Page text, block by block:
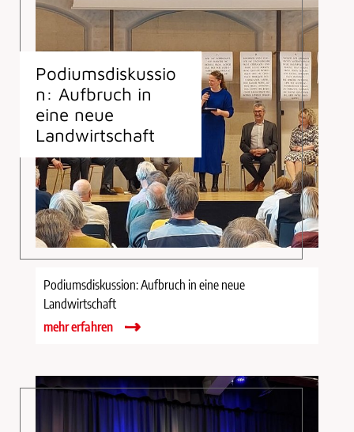
Podiumsdiskussio
n: Aufbruch in
eine neue
Landwirtschaft
Podiumsdiskussion: Aufbruch in eine neue
Landwirtschaft
mehr erfahren